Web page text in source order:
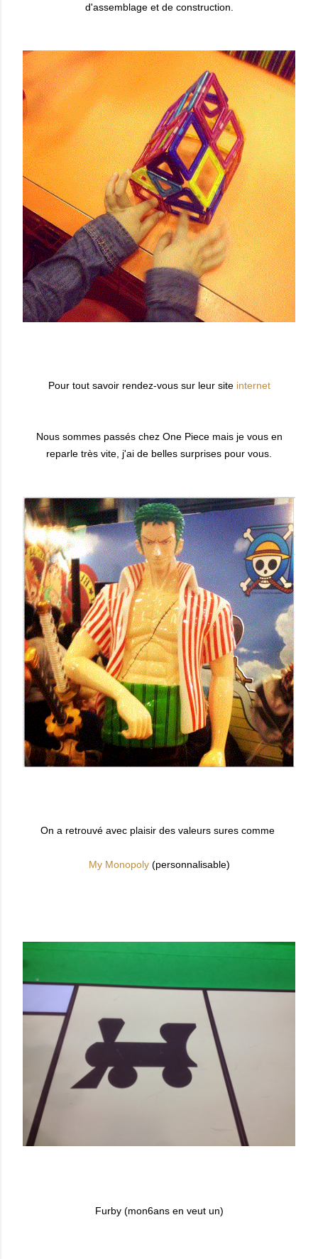
d'assemblage et de construction.
Pour tout savoir rendez-vous sur leur site internet
Nous sommes passés chez One Piece mais je vous en
reparle très vite, j'ai de belles surprises pour vous.
On a retrouvé avec plaisir des valeurs sures comme
My Monopoly(personnalisable)
Furby (mon6ans en veut un)